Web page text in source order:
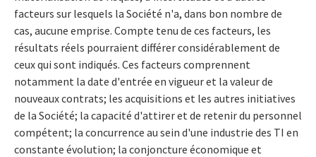
facteurs sur lesquels la Société n'a, dans bon nombre de
cas, aucune emprise. Compte tenu de ces facteurs, les
résultats réels pourraient différer considérablement de
ceux qui sont indiqués. Ces facteurs comprennent
notamment la date d'entrée en vigueur et la valeur de
nouveaux contrats; les acquisitions et les autres initiatives
de la Société; la capacité d'attirer et de retenir du personnel
compétent; la concurrence au sein d'une industrie des TI en
constante évolution; la conjoncture économique et